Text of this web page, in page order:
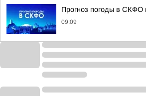
Прогноз погоды в СКФО
09:09